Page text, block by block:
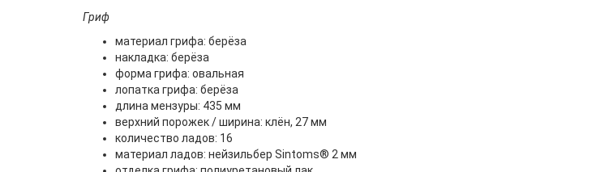
Гриф
материал грифа: берёза
накладка: берёза
форма грифа: овальная
лопатка грифа: берёза
длина мензуры: 435 мм
верхний порожек / ширина: клён, 27 мм
количество ладов: 16
материал ладов: нейзильбер Sintoms® 2 мм